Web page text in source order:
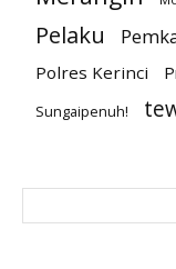
Pelaku
Polres Kerinci
Sungaipenuh!